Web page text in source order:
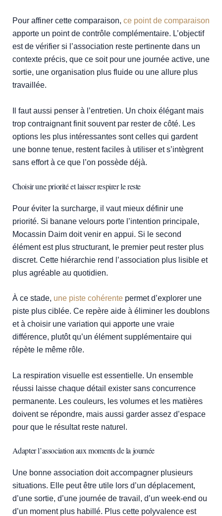
Pour affiner cette comparaison, ce point de comparaison
apporte un point de contrôle complémentaire. L’objectif
est de vérifier si l’association reste pertinente dans un
contexte précis, que ce soit pour une journée active, une
sortie, une organisation plus fluide ou une allure plus
travaillée.
Il faut aussi penser à l’entretien. Un choix élégant mais
trop contraignant finit souvent par rester de côté. Les
options les plus intéressantes sont celles qui gardent
une bonne tenue, restent faciles à utiliser et s’intègrent
sans effort à ce que l’on possède déjà.
Choisir une priorité et laisser respirer le reste
Pour éviter la surcharge, il vaut mieux définir une
priorité. Si banane velours porte l’intention principale,
Mocassin Daim doit venir en appui. Si le second
élément est plus structurant, le premier peut rester plus
discret. Cette hiérarchie rend l’association plus lisible et
plus agréable au quotidien.
À ce stade, une piste cohérentepermet d’explorer une
piste plus ciblée. Ce repère aide à éliminer les doublons
et à choisir une variation qui apporte une vraie
différence, plutôt qu’un élément supplémentaire qui
répète le même rôle.
La respiration visuelle est essentielle. Un ensemble
réussi laisse chaque détail exister sans concurrence
permanente. Les couleurs, les volumes et les matières
doivent se répondre, mais aussi garder assez d’espace
pour que le résultat reste naturel.
Adapter l’association aux moments de la journée
Une bonne association doit accompagner plusieurs
situations. Elle peut être utile lors d’un déplacement,
d’une sortie, d’une journée de travail, d’un week-end ou
d’un moment plus habillé. Plus cette polyvalence est